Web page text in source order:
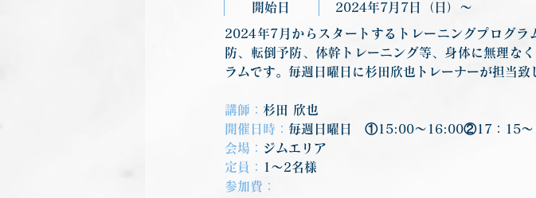
開始日 2024年7月7日（日）〜
2024年7月からスタートするトレーニングプログ
防、転倒予防、体幹トレーニング等、身体に無理な
ラムです。毎週日曜日に杉田欣也トレーナーが担当致
講師： 杉田 欣也
開催日時： 毎週日曜日　①15:00～16:00②17：15～
会場： ジムエリア
定員：
1〜2名様
参加費：